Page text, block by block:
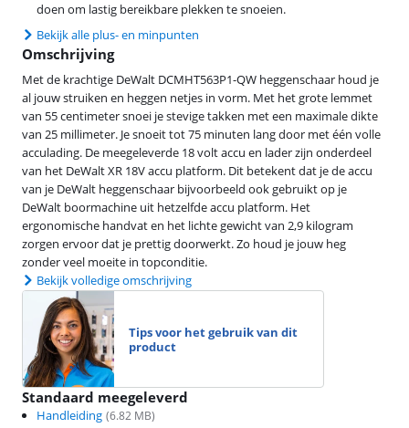
doen om lastig bereikbare plekken te snoeien.
Bekijk alle plus- en minpunten
Omschrijving
Met de krachtige DeWalt DCMHT563P1-QW heggenschaar houd je
al jouw struiken en heggen netjes in vorm. Met het grote lemmet
van 55 centimeter snoei je stevige takken met een maximale dikte
van 25 millimeter. Je snoeit tot 75 minuten lang door met één volle
acculading. De meegeleverde 18 volt accu en lader zijn onderdeel
van het DeWalt XR 18V accu platform. Dit betekent dat je de accu
van je DeWalt heggenschaar bijvoorbeeld ook gebruikt op je
DeWalt boormachine uit hetzelfde accu platform. Het
ergonomische handvat en het lichte gewicht van 2,9 kilogram
zorgen ervoor dat je prettig doorwerkt. Zo houd je jouw heg
zonder veel moeite in topconditie.
Bekijk volledige omschrijving
Tips voor het gebruik van dit
product
Standaard meegeleverd
Handleiding (6.82 MB)